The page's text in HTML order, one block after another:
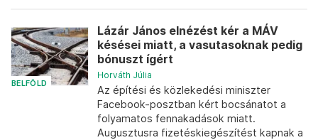
BELFÖLD
Lázár János elnézést kér a MÁV
késései miatt, a vasutasoknak pedig
bónuszt ígért
Horváth Júlia
Az építési és közlekedési miniszter
Facebook-posztban kért bocsánatot a
folyamatos fennakadások miatt.
Augusztusra fizetéskiegészítést kapnak a